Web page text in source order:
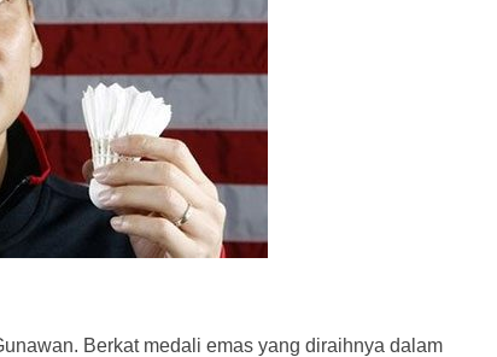
Berkat medali emas yang diraihnya dalam